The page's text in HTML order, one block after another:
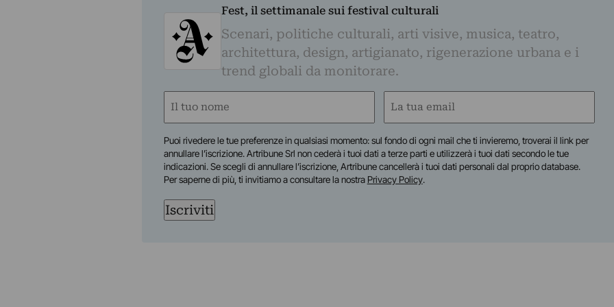
Fest, il settimanale sui festival culturali
Scenari, politiche culturali, arti visive, musica, teatro,
architettura, design, artigianato, rigenerazione urbana e i
trend globali da monitorare.
Nome
Email
Puoi rivedere le tue preferenze in qualsiasi momento: sul fondo di ogni mail che ti invieremo, troverai il link per
annullare l’iscrizione. Artribune Srl non cederà i tuoi dati a terze parti e utilizzerà i tuoi dati secondo le tue
indicazioni. Se scegli di annullare l’iscrizione, Artribune cancellerà i tuoi dati personali dal proprio database.
Per saperne di più, ti invitiamo a consultare la nostra Privacy Policy.
Iscriviti